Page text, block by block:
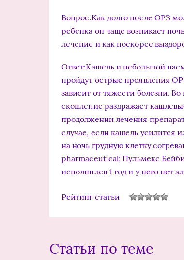
Вопрос:Как долго после ОРЗ
ребенка он чаще возникает
лечение и как поскорее
Ответ:Кашель и небольшой
пройдут острые проявления
зависит от тяжести болезни.
скопление раздражает
продолжении лечения
случае, если кашель усилится
на ночь грудную клетку
pharmaceutical; Пульмекс
исполнился 1 год и у него нет
Рейтинг статьи
Статьи по теме